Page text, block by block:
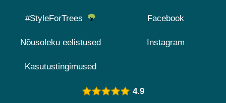
#StyleForTrees
Nõusoleku eelistused
Kasutustingimused
Facebook
Instagram
4.9